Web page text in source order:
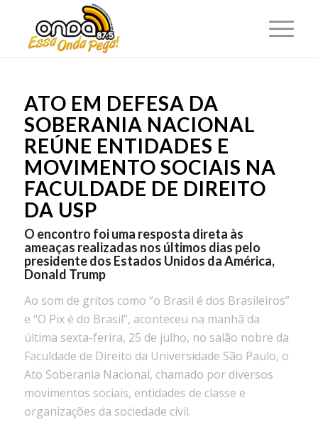
ATO EM DEFESA DA
SOBERANIA NACIONAL
REÚNE ENTIDADES E
MOVIMENTO SOCIAIS NA
FACULDADE DE DIREITO
DA USP
O encontro foi uma resposta direta às
ameaças realizadas nos últimos dias pelo
presidente dos Estados Unidos da América,
Donald Trump
Ao som de gritos como “o Brasil é dos Brasileiros”
e “O Pix é do Brasil”, aconteceu na manhã da
última sexta-ferira, 25 de julho, no salão nobre da
Faculdade de Direito da Universidade São Paulo, o
Ato Soberania Nacional, chamado por diversos
movimentos sociais, entidades de classe e
organizações da sociedade civil.